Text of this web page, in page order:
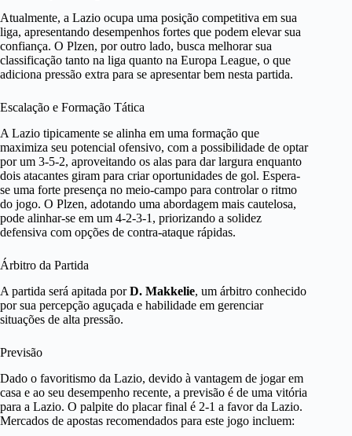
Atualmente, a Lazio ocupa uma posição competitiva em sua
liga, apresentando desempenhos fortes que podem elevar sua
confiança. O Plzen, por outro lado, busca melhorar sua
classificação tanto na liga quanto na Europa League, o que
adiciona pressão extra para se apresentar bem nesta partida.
Escalação e Formação Tática
A Lazio tipicamente se alinha em uma formação que
maximiza seu potencial ofensivo, com a possibilidade de optar
por um 3-5-2, aproveitando os alas para dar largura enquanto
dois atacantes giram para criar oportunidades de gol. Espera-
se uma forte presença no meio-campo para controlar o ritmo
do jogo. O Plzen, adotando uma abordagem mais cautelosa,
pode alinhar-se em um 4-2-3-1, priorizando a solidez
defensiva com opções de contra-ataque rápidas.
Árbitro da Partida
A partida será apitada porD. Makkelie, um árbitro conhecido
por sua percepção aguçada e habilidade em gerenciar
situações de alta pressão.
Previsão
Dado o favoritismo da Lazio, devido à vantagem de jogar em
casa e ao seu desempenho recente, a previsão é de uma vitória
para a Lazio. O palpite do placar final é 2-1 a favor da Lazio.
Mercados de apostas recomendados para este jogo incluem: